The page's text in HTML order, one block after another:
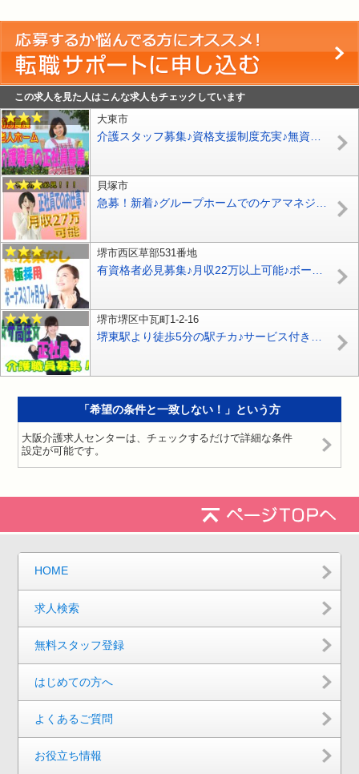
この求人を見た人はこんな求人もチェックしています
大東市
貝塚市
堺市西区草部531番地
堺市堺区中瓦町1-2-16
「希望の条件と一致しない！」という方
大阪介護求人センターは、チェックするだけで詳細な条件
設定が可能です。
HOME
求人検索
無料スタッフ登録
はじめての方へ
よくあるご質問
お役立ち情報